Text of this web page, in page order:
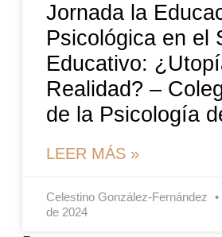
Jornada la
Psicológica en el
Educativo:
Realidad? –
de la Psicología
LEER MÁS »
Celestino González-Fernández
de 2024